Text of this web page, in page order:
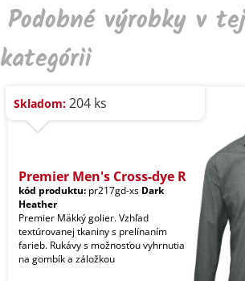
Podobné výrobky v
kategórii
Skladom: 204 ks
Premier Men's Cross-dye R
kód produktu: pr217gd-xs Dark
Heather
Premier Mäkký golier. Vzhľad
textúrovanej tkaniny s prelínaním
farieb. Rukávy s možnosťou vyhrnutia
na gombík a záložkou